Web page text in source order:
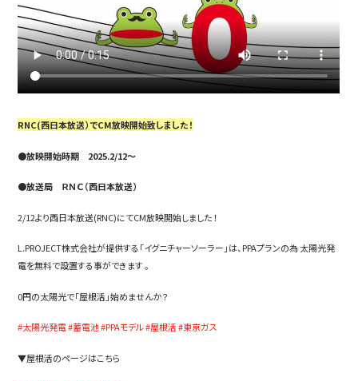
RNC(西日本放送）でCM放映開始致しました！
●放映開始時期 2025.2/12～
●放送局 ＲＮＣ（西日本放送）
2/12より西日本放送(RNC)にてCM放映開始しました ！
L.PROJECT株式会社が提供する「イグニチャーソーラー」は、PPAプランの為 太陽光発
電を無料で設置する事ができます。
0円の太陽光で「屋根活」始めませんか？
#太陽光発電#蓄電池#PPAモデル#屋根活 #東京ガス
▼屋根活のページはこちら